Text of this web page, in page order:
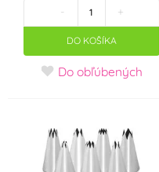
- +
DO KOŠÍKA
Do obľúbených